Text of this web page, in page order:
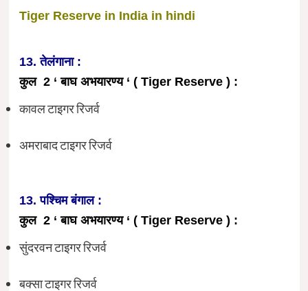
Tiger Reserve in India in hindi
13. तेलंगाना :
कुल 2 ‘ बाघ अभयारण्य ‘ ( Tiger Reserve ) :
कावल टाइगर रिजर्व
अमराबाद टाइगर रिजर्व
13. पश्चिम बंगाल :
कुल 2 ‘ बाघ अभयारण्य ‘ ( Tiger Reserve ) :
सुंदरवन टाइगर रिजर्व
बक्सा टाइगर रिजर्व